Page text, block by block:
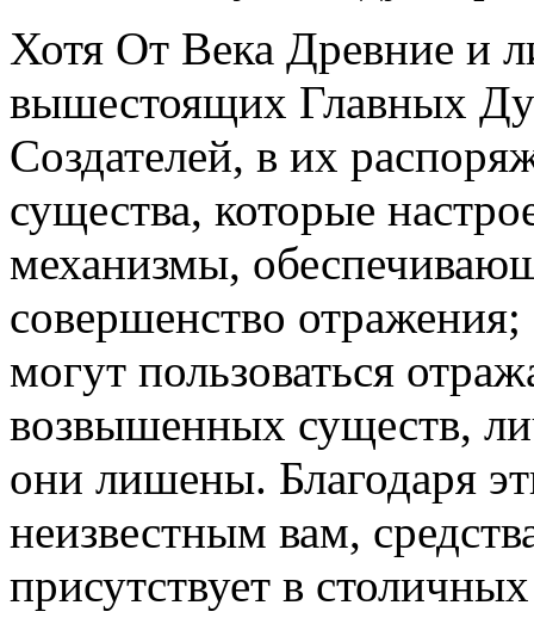
Хотя От Века Древние и
вышестоящих Главных
Создателей, в их
существа, которые
механизмы,
совершенство
могут пользоваться
возвышенных существ,
они лишены. Благодаря
неизвестным вам,
присутствует в